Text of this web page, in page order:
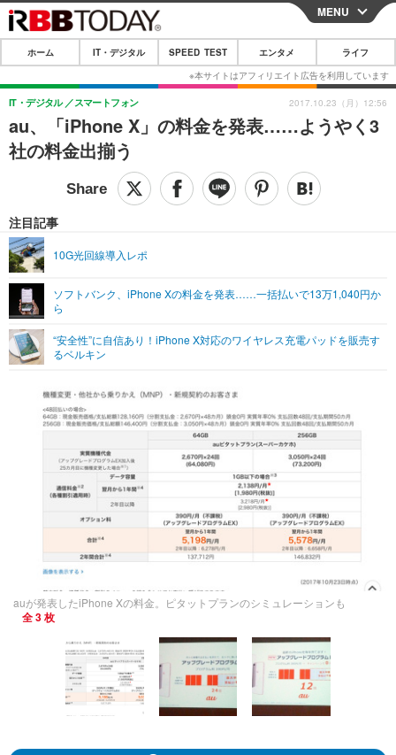
CLOSE
ホーム
IT・デジタル
IT・デジタルTOP スマートフォン
ショッピング その他
SPEED TEST
エンタメTOP 映画・ドラマ
ショッピング その他
ライフTOP
リリース一覧
プッシュ通知の停止方法
MENU
ホーム IT・デジタル SPEED TEST エンタメ ライフ
au、「iPhone X」の料金を発表……ようやく3
社の料金出揃う
IT・デジタル スマートフォン
注目記事
10G光回線導入レポ
ソフトバンク、iPhone Xの料金を発表……一括払いで13万1,040円か
ら
“安全性”に自信あり！iPhone X対応のワイヤレス充電パッドを販売す
るベルキン
2017.10.23（月）12:56
auが発表したiPhone Xの料金。ピタットプランのシミュレーションも
全 3 枚